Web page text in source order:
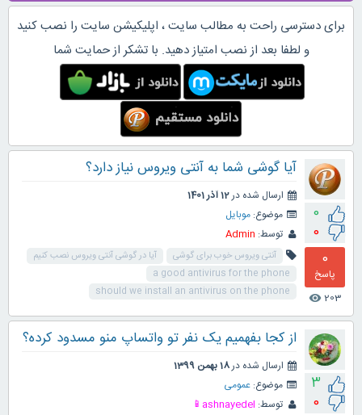
برای دسترسی راحت به مطالب سایت ، اپلیکیشن سایت را نصب کنید
و لطفا بعد از نصب امتیاز دهید. با تشکر از حمایت شما
0
0
0
پاسخ
203
visibility
آیا گوشی شما به آنتی ویروس نیاز دارد؟
ارسال شده در12 آذر 1401
موضوع: موبایل
توسط: Admin
آنتی ویروس خوب برای گوشی
آیا در گوشی آنتی ویروس نصب کنیم
a good antivirus for the phone
should we install an antivirus on the phone
3
0
از کجا بفهمیم یک نفر تو واتساپ منو مسدود کرده؟
ارسال شده در18 بهمن 1399
موضوع: عمومی
توسط: ashnayedel📱